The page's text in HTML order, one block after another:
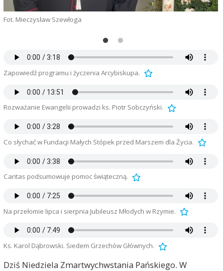
Fot. Mieczysław Szewłoga
Zapowiedź programu i życzenia Arcybiskupa.
Rozważanie Ewangelii prowadzi ks. Piotr Sobczyński.
Co słychać w Fundacji Małych Stópek przed Marszem dla Życia.
Caritas podsumowuje pomoc świąteczną.
Na przełomie lipca i sierpnia Jubileusz Młodych w Rzymie.
Ks. Karol Dąbrowski. Siedem Grzechów Głównych.
Dziś Niedziela Zmartwychwstania Pańskiego. W